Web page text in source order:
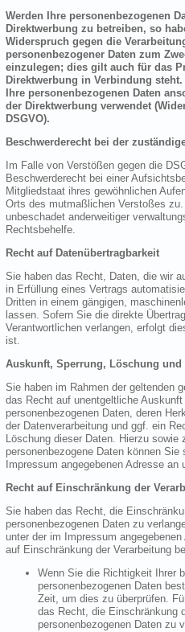
Werden Ihre personenbezogenen
Direktwerbung zu betreiben, so
Widerspruch gegen die
personenbezogener Daten zum
einzulegen; dies gilt auch für das
Direktwerbung in Verbindung
Ihre personenbezogenen Daten
der Direktwerbung verwendet
DSGVO).
Beschwerderecht bei der
Im Falle von Verstößen gegen die
Beschwerderecht bei einer
Mitgliedstaat ihres gewöhnlichen
Orts des mutmaßlichen Verstoßes
unbeschadet anderweitiger
Rechtsbehelfe.
Recht auf Datenübertragbarkeit
Sie haben das Recht, Daten, die wir
in Erfüllung eines Vertrags
Dritten in einem gängigen,
lassen. Sofern Sie die direkte
Verantwortlichen verlangen, erfolgt
ist.
Auskunft, Sperrung, Löschung
Sie haben im Rahmen der geltenden
das Recht auf unentgeltliche
personenbezogenen Daten, deren
der Datenverarbeitung und ggf. ein
Löschung dieser Daten. Hierzu sowie
personenbezogene Daten können
Impressum angegebenen Adresse an
Recht auf Einschränkung der
Sie haben das Recht, die
personenbezogenen Daten zu
unter der im Impressum
auf Einschränkung der Verarbeitung
Wenn Sie die Richtigkeit Ihrer
personenbezogenen Daten
Zeit, um dies zu überprüfen.
das Recht, die Einschränkung
personenbezogenen Daten zu